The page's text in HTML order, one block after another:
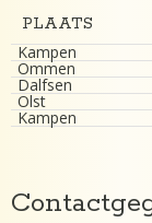
PLAATS
Kampen
Ommen
Dalfsen
Olst
Kampen